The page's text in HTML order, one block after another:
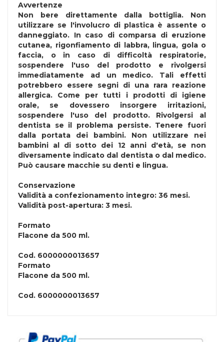
Avvertenze
Non bere direttamente dalla bottiglia. Non
utilizzare se l'involucro di plastica è assente o
danneggiato. In caso di comparsa di eruzione
cutanea, rigonfiamento di labbra, lingua, gola o
faccia, o in caso di difficoltà respiratorie,
sospendere l'uso del prodotto e rivolgersi
immediatamente ad un medico. Tali effetti
potrebbero essere segni di una rara reazione
allergica. Come per tutti i prodotti di igiene
orale, se dovessero insorgere irritazioni,
sospendere l'uso del prodotto. Rivolgersi al
dentista se il problema persiste. Tenere fuori
dalla portata dei bambini. Non utilizzare nei
bambini al di sotto dei 12 anni d'età, se non
diversamente indicato dal dentista o dal medico.
Può causare macchie su denti e lingua.
Conservazione
Validità a confezionamento integro: 36 mesi.
Validità post-apertura: 3 mesi.
Formato
Flacone da 500 ml.
Cod. 6000000013657
Formato
Flacone da 500 ml.
Cod. 6000000013657